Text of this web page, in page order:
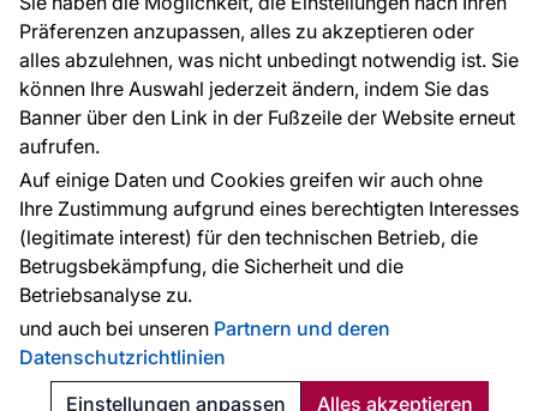
Präferenzen anzupassen, alles zu akzeptieren oder
alles abzulehnen, was nicht unbedingt notwendig ist. Sie
können Ihre Auswahl jederzeit ändern, indem Sie das
Banner über den Link in der Fußzeile der Website erneut
aufrufen.
Auf einige Daten und Cookies greifen wir auch ohne
Ihre Zustimmung aufgrund eines berechtigten Interesses
(legitimate interest) für den technischen Betrieb, die
Betrugsbekämpfung, die Sicherheit und die
Betriebsanalyse zu.
und auch bei unseren Partnern und deren
Datenschutzrichtlinien
Einstellungen anpassen
Alles akzeptieren
+49 781 95633072
service@tapeteneshop.de
Zahlungsarten:
Die Zahlungen werden geleistet von:
© 2010 - 2026 Tapeteneshop
Created:
Reklalink s.r.o.
Schutz personenbezogener Daten